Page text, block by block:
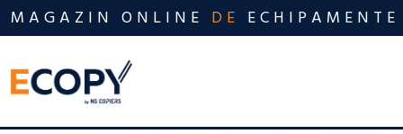
MAGAZIN ONLINE DE